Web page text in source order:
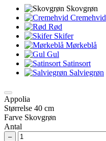
Skovgrøn
Cremehvid
Rød
Skifer
Mørkeblå
Gul
Satinsort
Salviegrøn
Appolia
Størrelse 40 cm
Farve Skovgrøn
Antal
–